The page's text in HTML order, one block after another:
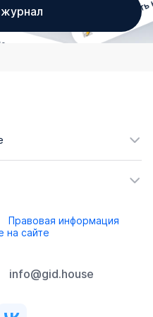
Правовая информация
на сайте
info@gid.house